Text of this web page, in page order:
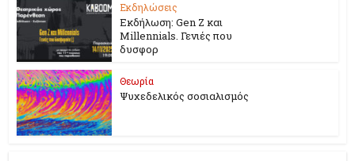
Εκδηλώσεις
Εκδήλωση: Gen Z και
Millennials. Γενιές που
δυσφορ
Θεωρία
Ψυχεδελικός σοσιαλισμός